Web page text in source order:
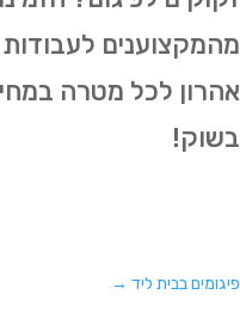
מהמקצוענים לעבודות
אהרון לכל מטרה
בשוק!
פיגומים בבית ליד →